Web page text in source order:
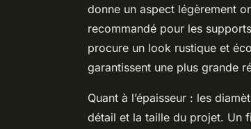
donne un aspect légèrement
recommandé pour les
procure un look rustique et
garantissent une plus grande
Quant à l’épaisseur : les
détail et la taille du projet. Un